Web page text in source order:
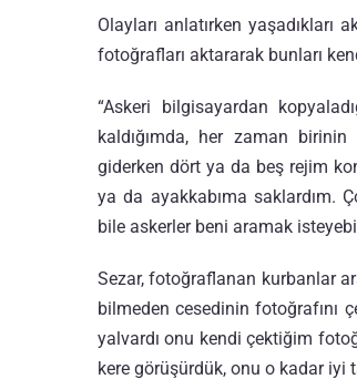
Olayları anlatırken
fotoğrafları aktararak bunları
“Askeri bilgisayardan
kaldığımda, her zaman
giderken dört ya da beş rejim
ya da ayakkabıma saklardım.
bile askerler beni aramak
Sezar, fotoğraflanan kurbanlar
bilmeden cesedinin fotoğrafını
yalvardı onu kendi çektiğim
kere görüşürdük, onu o kadar iyi